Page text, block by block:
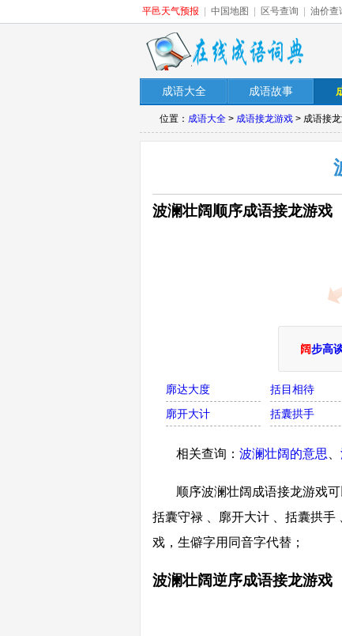
平邑天气预报 中国地图 区号查询 油价查
成语大全 成语故事
位置： 成语大全 > 成语接龙游戏 > 成语接
波澜壮阔顺序成语接龙游戏
阔步高
廓达大度 括目相待
廓开大计
括囊拱手
相关查询： 波澜壮阔的意思
顺序波澜壮阔成语接龙游戏
括囊守禄 、廓开大计 、括囊拱
戏，生僻字用同音字代替；
波澜壮阔逆序成语接龙游戏